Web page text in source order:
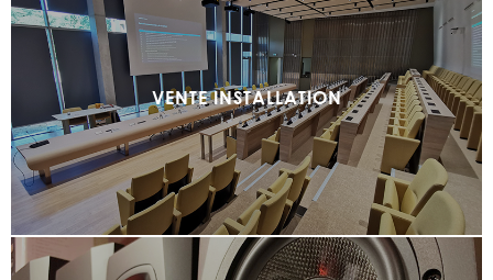
VENTE INSTALLATION